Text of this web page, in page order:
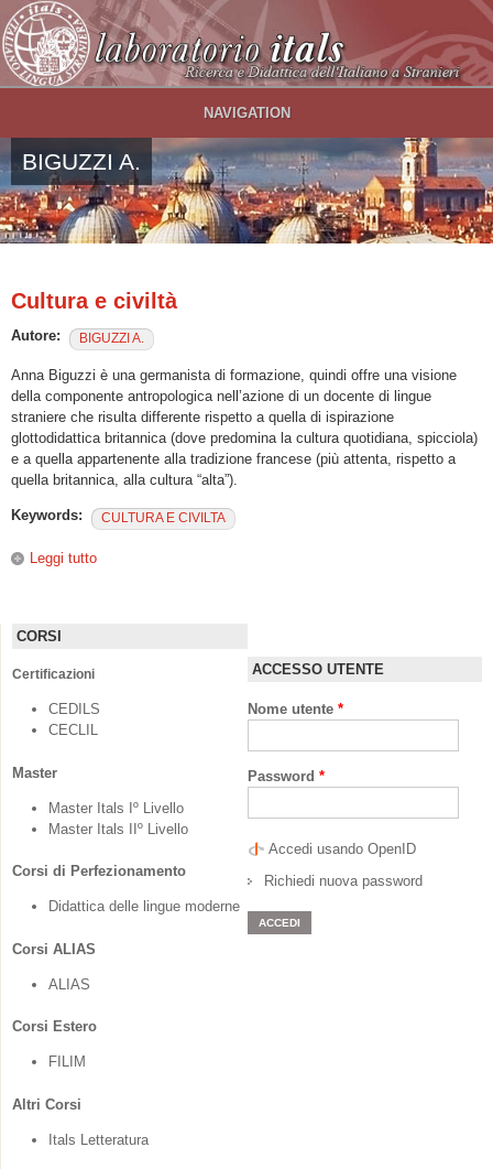
Salta al contenuto principale
NAVIGATION
BIGUZZI A.
Cultura e civiltà
Autore: BIGUZZI A.
Anna Biguzzi è una germanista di formazione, quindi offre una visione
della componente antropologica nell’azione di un docente di lingue
straniere che risulta differente rispetto a quella di ispirazione
glottodidattica britannica (dove predomina la cultura quotidiana, spicciola)
e a quella appartenente alla tradizione francese (più attenta, rispetto a
quella britannica, alla cultura “alta”).
Keywords: CULTURA E CIVILTA
Leggi tutto
CORSI
Certificazioni
CEDILS
CECLIL
Master
Master Itals Iº Livello
Master Itals IIº Livello
Corsi di Perfezionamento
Didattica delle lingue moderne
Corsi ALIAS
ALIAS
Corsi Estero
FILIM
Altri Corsi
Itals Letteratura
ACCESSO UTENTE
Nome utente *
Password *
Accedi usando OpenID
Richiedi nuova password